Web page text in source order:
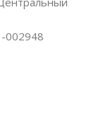
002948